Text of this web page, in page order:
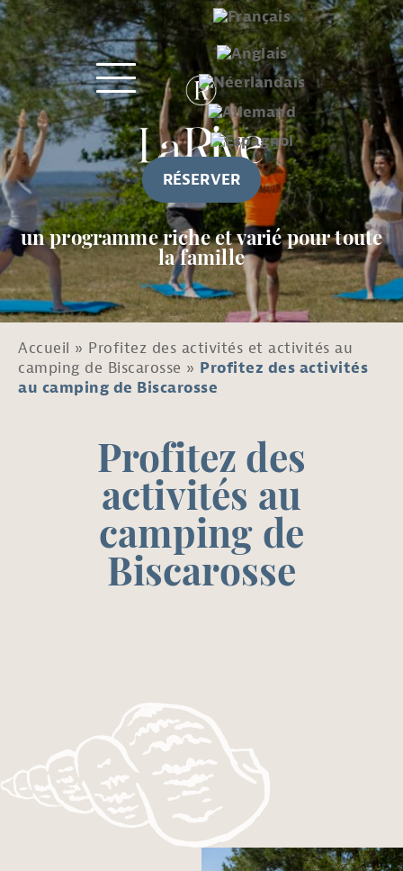
RÉSERVER
un programme riche et varié pour toute
la famille
Accueil » Profitez des activités et activités au
camping de Biscarosse » Profitez des activités
au camping de Biscarosse
Profitez des
activités au
camping de
Biscarosse